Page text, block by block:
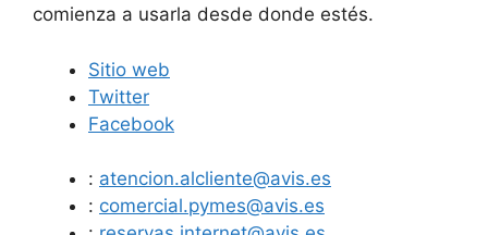
comienza a usarla desde donde estés.
Sitio web
Twitter
Facebook
: atencion.alcliente@avis.es
: comercial.pymes@avis.es